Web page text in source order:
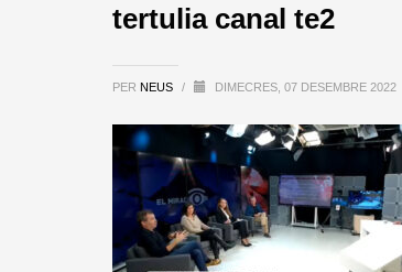
tertulia canal te2
PER NEUS / DIMECRES, 07 DESEMBRE 2022